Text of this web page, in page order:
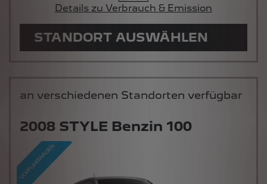
Details zu Verbrauch & Emission
STANDORT AUSWÄHLEN
2008 STYLE Benzin 100
an verschiedenen Standorten verfügbar